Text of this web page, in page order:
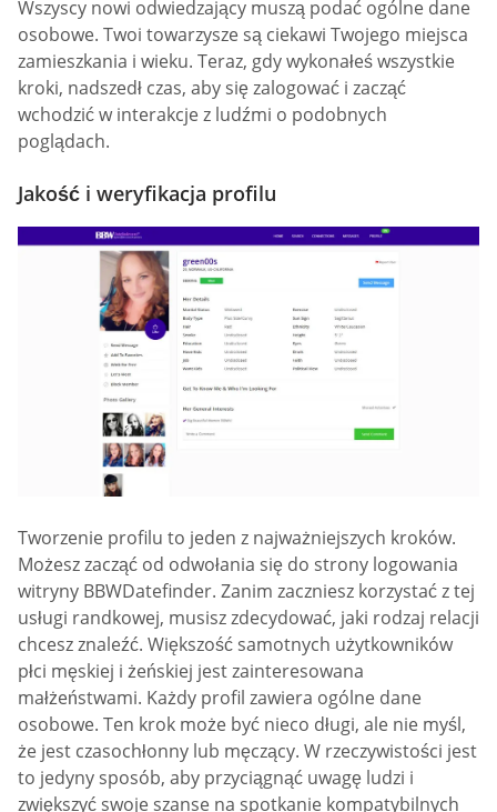
Wszyscy nowi odwiedzający muszą podać ogólne dane
osobowe. Twoi towarzysze są ciekawi Twojego miejsca
zamieszkania i wieku. Teraz, gdy wykonałeś wszystkie
kroki, nadszedł czas, aby się zalogować i zacząć
wchodzić w interakcje z ludźmi o podobnych
poglądach.
Jakość i weryfikacja profilu
Tworzenie profilu to jeden z najważniejszych kroków.
Możesz zacząć od odwołania się do strony logowania
witryny BBWDatefinder. Zanim zaczniesz korzystać z tej
usługi randkowej, musisz zdecydować, jaki rodzaj relacji
chcesz znaleźć. Większość samotnych użytkowników
płci męskiej i żeńskiej jest zainteresowana
małżeństwami. Każdy profil zawiera ogólne dane
osobowe. Ten krok może być nieco długi, ale nie myśl,
że jest czasochłonny lub męczący. W rzeczywistości jest
to jedyny sposób, aby przyciągnąć uwagę ludzi i
zwiększyć swoje szanse na spotkanie kompatybilnych